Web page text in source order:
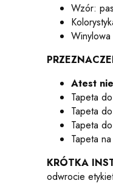
Wzór:
Atest
Tapeta
Tapeta
Tapeta
Tapeta
KRÓTKA
odwrocie